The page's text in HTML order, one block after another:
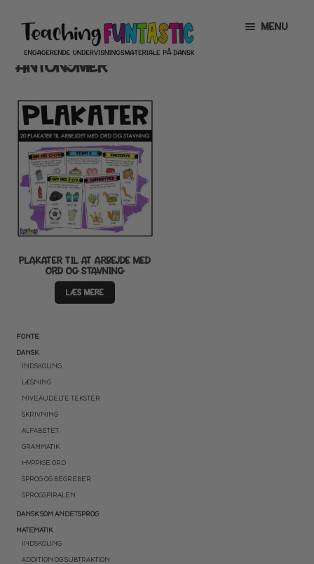
Spring
navigation
Spring
indhold
MENU
MIN KONTO
GRATISMATERIALE
BUTIK
LICENSER
FONTE
ANTONYMER
FONTE
DANSK
INDSKOLING
LÆSNING
NIVEAUDELTE TEKSTER
SKRIVNING
ALFABETET
GRAMMATIK
HYPPIGE ORD
SPROG OG BEGREBER
SPROGSPIRALEN
DANSK SOM ANDETSPROG
MATEMATIK
INDSKOLING
ADDITION OG SUBTRAKTION
PLAKATER TIL AT ARBEJDE MED
ORD OG STAVNING
LÆS MERE